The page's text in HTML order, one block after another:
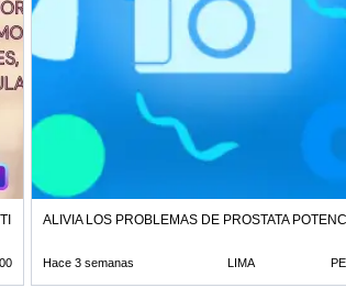
EROTICAS
ALIVIA LOS PROBLEMAS DE PROSTATA
Hace 3 semanas LIMA